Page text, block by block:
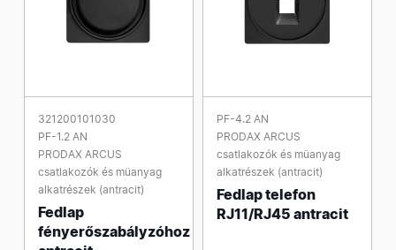
321200101030
PF-1.2 AN
PRODAX ARCUS
csatlakozók és müanyag
alkatrészek (antracit)
Fedlap
fényerőszabályzóhoz
PF-4.2 AN
PRODAX ARCUS
csatlakozók és müanyag
alkatrészek (antracit)
Fedlap telefon
RJ11/RJ45 antracit